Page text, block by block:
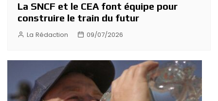
La SNCF et le CEA font équipe pour
construire le train du futur
La Rédaction 09/07/2026